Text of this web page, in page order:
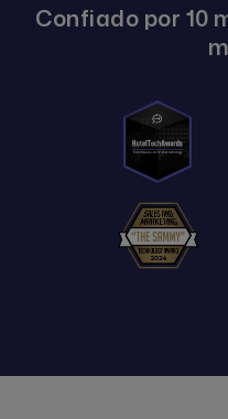
Confiado por 10